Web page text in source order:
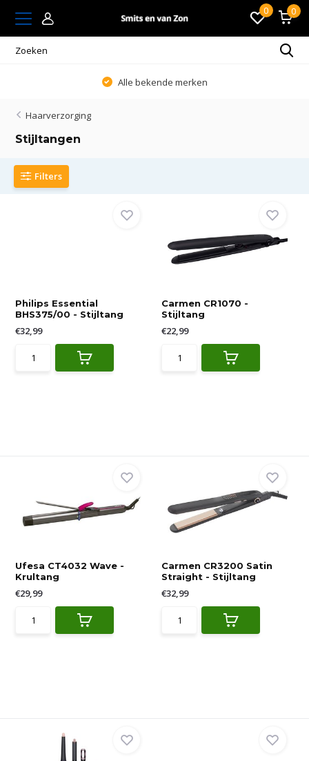
0 0
Alle bekende merken
Haarverzorging
Stijltangen
Filters
Philips Essential
BHS375/00 - Stijltang
€32,99
Carmen CR1070 -
Stijltang
€22,99
Ufesa CT4032 Wave -
Krultang
€29,99
Carmen CR3200 Satin
Straight - Stijltang
€32,99